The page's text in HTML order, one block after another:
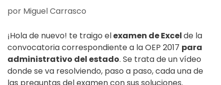
por Miguel Carrasco
¡Hola de nuevo! te traigo elexamen de Excelde la
convocatoria correspondiente a la OEP 2017 para
administrativo del estado. Se trata de un vídeo
donde se va resolviendo, paso a paso, cada una de